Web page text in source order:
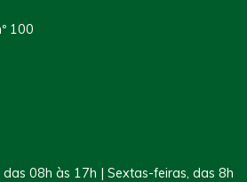
100
08h às 17h | Sextas-feiras, das 8h